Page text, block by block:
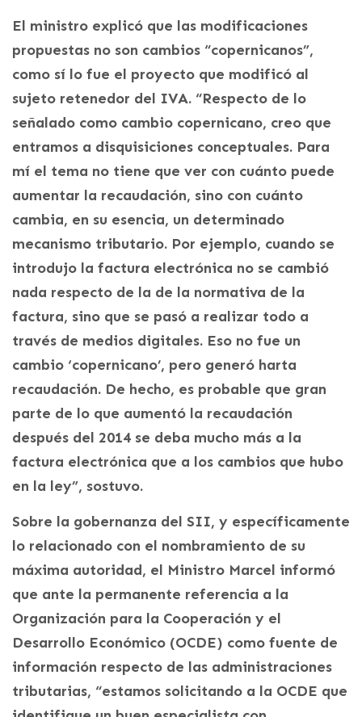
El ministro explicó que las modificaciones
propuestas no son cambios “copernicanos”,
como sí lo fue el proyecto que modificó al
sujeto retenedor del IVA. “Respecto de lo
señalado como cambio copernicano, creo que
entramos a disquisiciones conceptuales. Para
mí el tema no tiene que ver con cuánto puede
aumentar la recaudación, sino con cuánto
cambia, en su esencia, un determinado
mecanismo tributario. Por ejemplo, cuando se
introdujo la factura electrónica no se cambió
nada respecto de la de la normativa de la
factura, sino que se pasó a realizar todo a
través de medios digitales. Eso no fue un
cambio ‘copernicano’, pero generó harta
recaudación. De hecho, es probable que gran
parte de lo que aumentó la recaudación
después del 2014 se deba mucho más a la
factura electrónica que a los cambios que hubo
en la ley”, sostuvo.
Sobre la gobernanza del SII, y específicamente
lo relacionado con el nombramiento de su
máxima autoridad, el Ministro Marcel informó
que ante la permanente referencia a la
Organización para la Cooperación y el
Desarrollo Económico (OCDE) como fuente de
información respecto de las administraciones
tributarias, “estamos solicitando a la OCDE que